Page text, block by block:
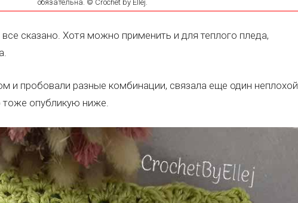
обязательна. © Crochet by Ellej.
сказано. Хотя можно применить и для теплого пледа,
и пробовали разные комбинации, связала еще один неплохой
тоже опубликую ниже.